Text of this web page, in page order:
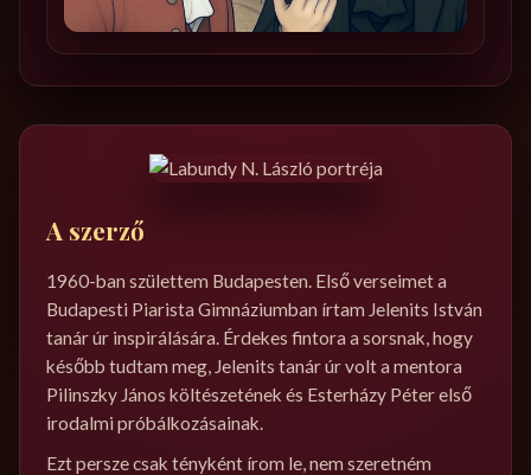
A szerző
1960-ban születtem Budapesten. Első verseimet a
Budapesti Piarista Gimnáziumban írtam Jelenits István
tanár úr inspirálására. Érdekes fintora a sorsnak, hogy
később tudtam meg, Jelenits tanár úr volt a mentora
Pilinszky János költészetének és Esterházy Péter első
irodalmi próbálkozásainak.
Ezt persze csak tényként írom le, nem szeretném